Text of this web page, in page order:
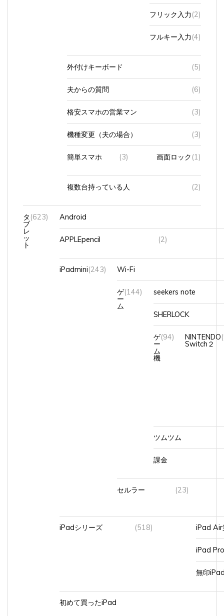
フリック入力 (2)
フルキー入力 (4)
外付けキーボード (5)
夫からの質問 (6)
格安スマホの営業マン (3)
機種変更（夫の場合） (3)
簡単スマホ (3) 画面ロック (1)
複数台持っている人 (2)
タ
ブ
レ
ッ
ト
(623) Android
APPLEpencil (2)
iPadmini (243) Wi-Fi
ゲ
ー
ム
(144) seekers note
SHERLOCK
ゲ
ー
ム
機
(94) NINTENDO
Switch２
ツムツム
課金
セルラー (23)
iPadシリーズ (518) iPad Air
iPad Pro
無印
初めて買ったiPad